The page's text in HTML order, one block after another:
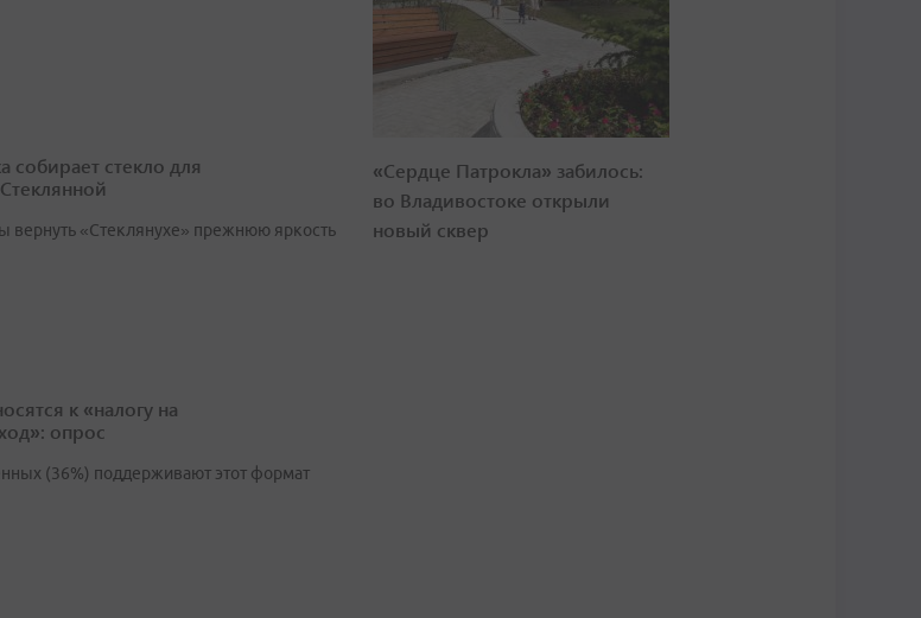
собирает стекло для
вернуть «Стеклянухе» прежнюю яркость
к «налогу на
опрос
(36%) поддерживают этот формат
«Сердце Патрокла» забилось:
во Владивостоке открыли
новый сквер